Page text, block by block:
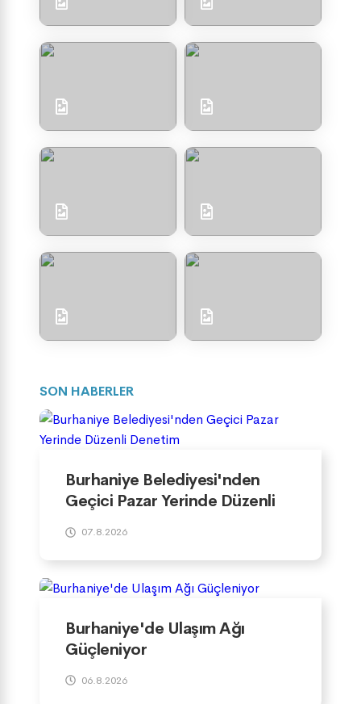
SON HABERLER
Burhaniye Belediyesi'nden
Geçici Pazar Yerinde Düzenli
Denetim
07.8.2026
Burhaniye'de Ulaşım Ağı
Güçleniyor
06.8.2026